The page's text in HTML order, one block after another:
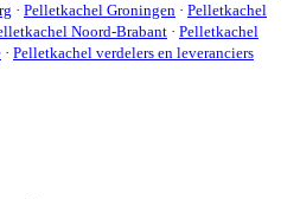
· Pelletkachel Groningen · Pelletkachel
Noord-Brabant · Pelletkachel
· Pelletkachel verdelers en leveranciers